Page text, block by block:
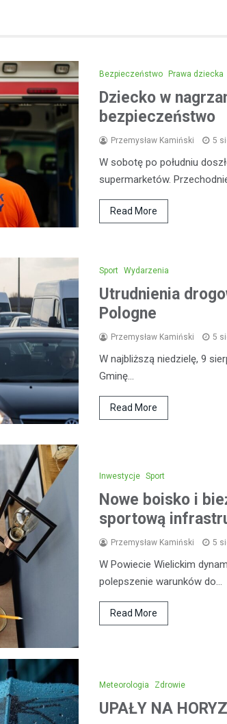
Bezpieczeństwo Prawa dziecka
Dziecko w
bezpieczeństwo
Przemysław Kamiński 5
W sobotę po południu
supermarketów.
Read More
Sport Wydarzenia
Utrudnienia
Pologne
Przemysław Kamiński 5
W najbliższą niedzielę, 9
Gminę…
Read More
Inwestycje Sport
Nowe boisko i
sportową
Przemysław Kamiński 5
W Powiecie Wielickim
polepszenie warunków do…
Read More
Meteorologia Zdrowie
UPAŁY NA